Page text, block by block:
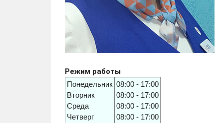
Режим работы
Понедельник
Вторник
Среда
Четверг
08:00 - 17:00
08:00 - 17:00
08:00 - 17:00
08:00 - 17:00